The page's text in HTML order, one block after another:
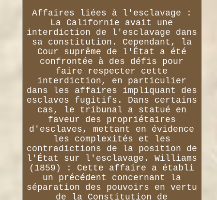
Affaires liées à l'esclavage :
La Californie avait une
interdiction de l'esclavage dans
sa constitution. Cependant, la
Cour suprême de l'État a été
confrontée à des défis pour
faire respecter cette
interdiction, en particulier
dans les affaires impliquant des
esclaves fugitifs. Dans certains
cas, le tribunal a statué en
faveur des propriétaires
d'esclaves, mettant en évidence
les complexités et les
contradictions de la position de
l'État sur l'esclavage. Williams
(1859) : Cette affaire a établi
un précédent concernant la
séparation des pouvoirs en vertu
de la Constitution de